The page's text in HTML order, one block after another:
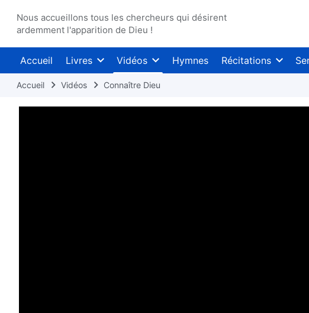
Nous accueillons tous les chercheurs qui désirent
ardemment l'apparition de Dieu !
Accueil Livres Vidéos Hymnes Récitations
Accueil Vidéos Connaître Dieu